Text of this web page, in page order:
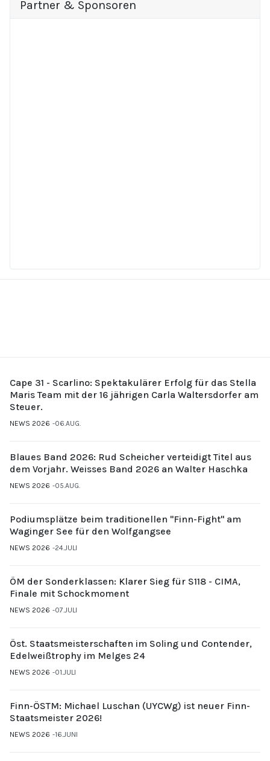
Partner & Sponsoren
Cape 31 - Scarlino: Spektakulärer Erfolg für das Stella
Maris Team mit der 16 jährigen Carla Waltersdorfer am
Steuer.
NEWS 2026 06.AUG.
Blaues Band 2026: Rud Scheicher verteidigt Titel aus
dem Vorjahr. Weisses Band 2026 an Walter Haschka
NEWS 2026 05.AUG.
Podiumsplätze beim traditionellen "Finn-Fight" am
Waginger See für den Wolfgangsee
NEWS 2026 24.JULI
ÖM der Sonderklassen: Klarer Sieg für S118 - CIMA,
Finale mit Schockmoment
NEWS 2026 07.JULI
Öst. Staatsmeisterschaften im Soling und Contender,
Edelweißtrophy im Melges 24
NEWS 2026 01.JULI
Finn-ÖSTM: Michael Luschan (UYCWg) ist neuer Finn-
Staatsmeister 2026!
NEWS 2026 16.JUNI